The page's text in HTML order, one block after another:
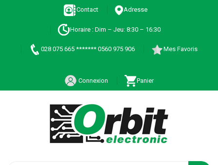
Contact Adresse
Horaire : Dim – Jeu: 8:30 – 16:30
028 075 665 ******* 0560 975 906 Mes Favoris
Connexion Panier